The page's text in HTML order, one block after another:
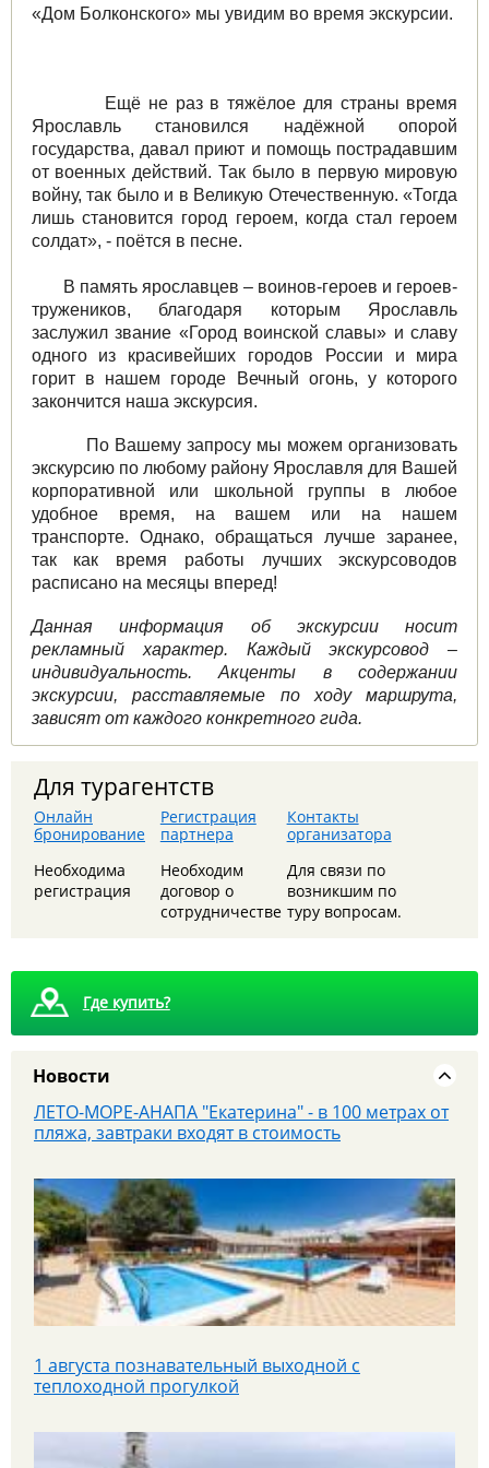
«Дом Болконского» мы увидим во время экскурсии.
Ещё не раз в тяжёлое для страны время
Ярославль становился надёжной опорой
государства, давал приют и помощь пострадавшим
от военных действий. Так было в первую мировую
войну, так было и в Великую Отечественную. «Тогда
лишь становится город героем, когда стал героем
солдат», - поётся в песне.
В память ярославцев – воинов-героев и героев-
тружеников, благодаря которым Ярославль
заслужил звание «Город воинской славы» и славу
одного из красивейших городов России и мира
горит в нашем городе Вечный огонь, у которого
закончится наша экскурсия.
По Вашему запросу мы можем организовать
экскурсию по любому району Ярославля для Вашей
корпоративной или школьной группы в любое
удобное время, на вашем или на нашем
транспорте. Однако, обращаться лучше заранее,
так как время работы лучших экскурсоводов
расписано на месяцы вперед!
Данная информация об экскурсии носит
рекламный характер. Каждый экскурсовод –
индивидуальность. Акценты в содержании
экскурсии, расставляемые по ходу маршрута,
зависят от каждого конкретного гида.
Для турагентств
Онлайн
бронирование
Необходима
регистрация
Регистрация
партнера
Необходим
договор о
сотрудничестве
Контакты
организатора
Для связи по
возникшим по
туру вопросам.
Где купить?
Новости
8 августа - Тайны сталинских высоток: экскурсия,
которую вы запомните
ЛЕТО-МОРЕ-АНАПА "Екатерина" - в 100 метрах от
пляжа, завтраки входят в стоимость
1 августа познавательный выходной с
теплоходной прогулкой